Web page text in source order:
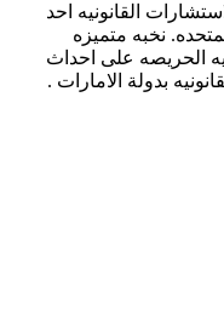
القانونيه احد
نخبه متميزه
الحريصه على احداث
بدولة الامارات .